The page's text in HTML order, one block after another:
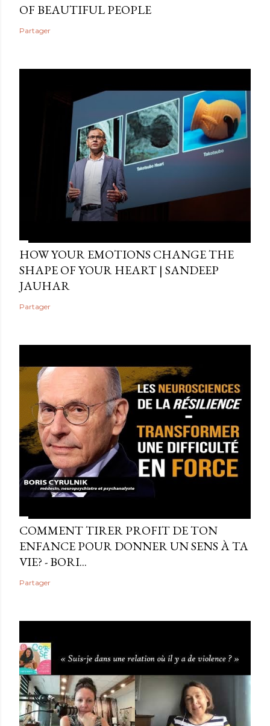
OF BEAUTIFUL PEOPLE
Partager
HOW YOUR EMOTIONS CHANGE THE
SHAPE OF YOUR HEART | SANDEEP
JAUHAR
Partager
COMMENT TIRER PROFIT DE TON
ENFANCE POUR DONNER UN SENS À TA
VIE? - BORI...
Partager